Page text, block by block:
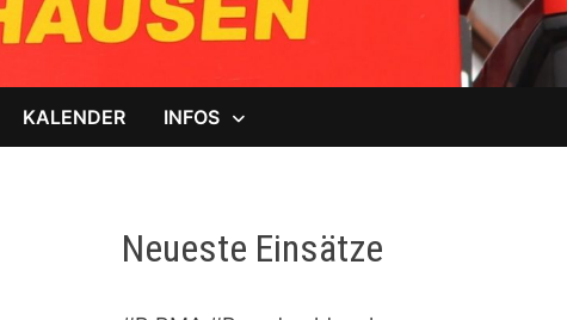
KALENDER INFOS
Neueste Einsätze